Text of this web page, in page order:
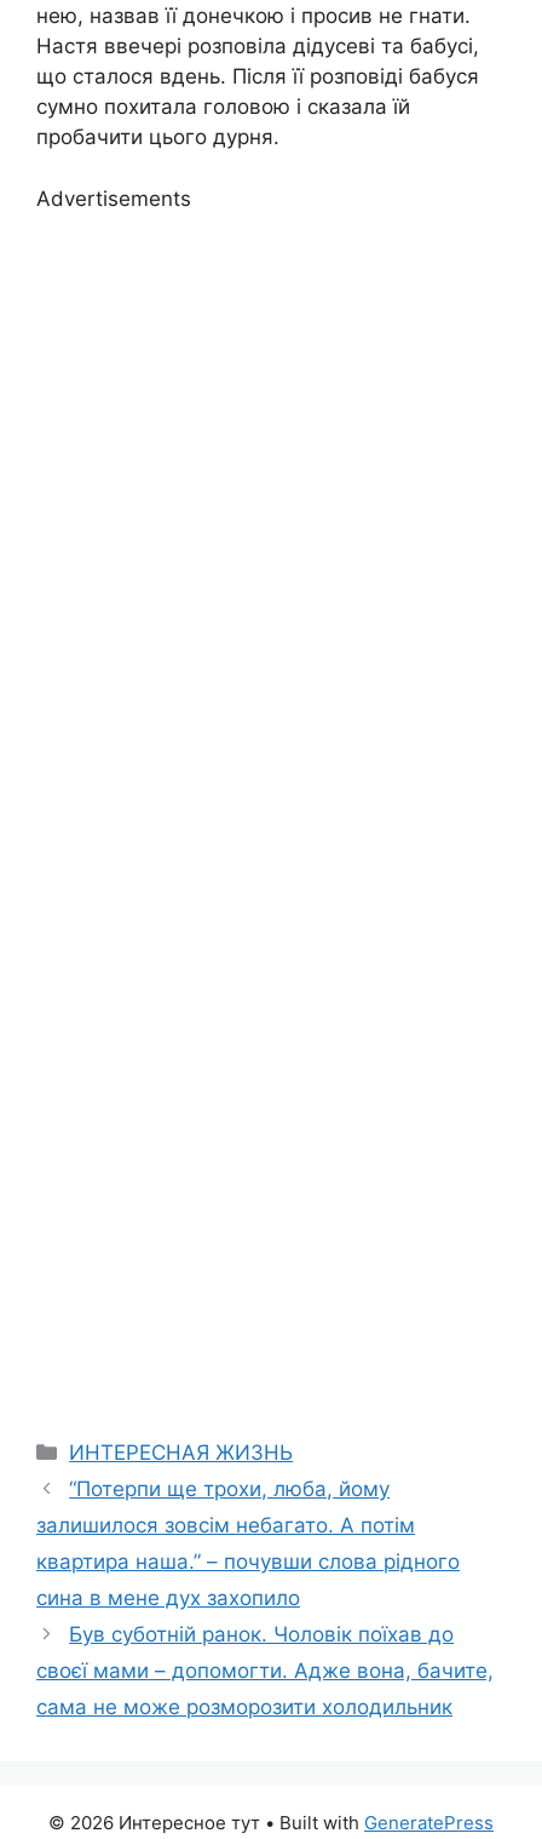
нею, назвав її донечкою і просив не гнати.
Настя ввечері розповіла дідусеві та бабусі,
що сталося вдень. Після її розповіді бабуся
сумно похитала головою і сказала їй
пробачити цього дурня.
Advertisements
Categories
ИНТЕРЕСНАЯ ЖИЗНЬ
“Потерпи ще трохи, люба, йому
залишилося зовсім небагато. А потім
квартира наша.” – почувши слова рідного
сина в мене дух захопило
Був суботній ранок. Чоловік поїхав до
своєї мами – допомогти. Адже вона, бачите,
сама не може розморозити холодильник
© 2026 Интересное тут • Built with GeneratePress